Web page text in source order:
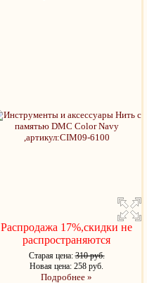
Распродажа 17%,скидки не
распространяются
Старая цена:310 руб.
Новая цена: 258 руб.
Подробнее »